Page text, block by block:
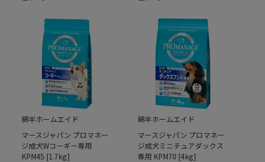
綿半ホームエイド
マースジャパン プロマネー
ジ成犬Wコーギー専用
KPM45 [1.7kg]
綿半ホームエイド
マースジャパン プロマネー
ジ成犬ミニチュアダックス
専用 KPM70 [4kg]